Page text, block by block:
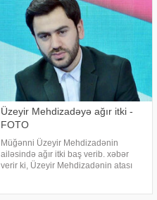
evdə olarkən stəkan sınıb
Üzeyir Mehdizadəyə ağır itki -
FOTO
Müğənni Üzeyir Mehdizadənin
ailəsində ağır itki baş verib. xəbər
verir ki, Üzeyir Mehdizadənin atası